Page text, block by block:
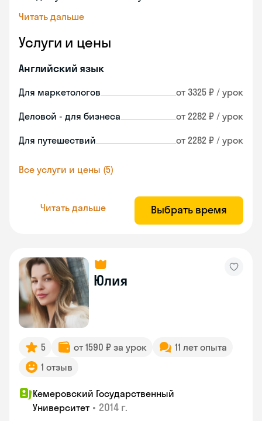
Читать дальше
Услуги и цены
Английский язык
Для маркетологов от 3325 ₽ / урок
Деловой - для бизнеса от 2282 ₽ / урок
Для путешествий от 2282 ₽ / урок
Все услуги и цены (5)
Читать дальше Выбрать время
Юлия
5 от 1590 ₽ за урок
11 лет опыта
1 отзыв
Кемеровский Государственный
Университет • 2014 г.